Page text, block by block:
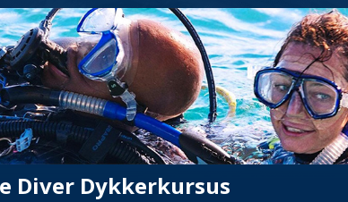
Diver Dykkerkursus